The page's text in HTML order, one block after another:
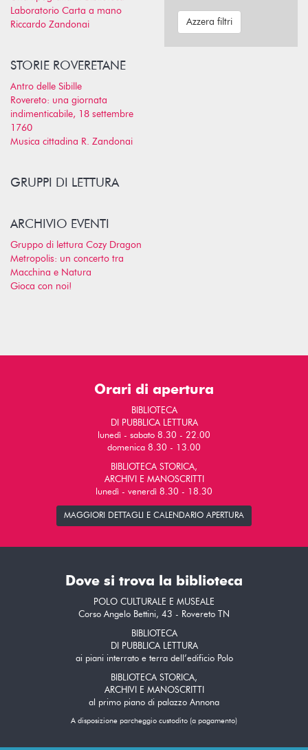
Laboratorio Carta a mano
Riccardo Zandonai
STORIE ROVERETANE
Antro delle Sibille
Rovereto: una giornata
indimenticabile, 18 settembre
1760
Musica cittadina R. Zandonai
GRUPPI DI LETTURA
ARCHIVIO EVENTI
Gruppo di lettura Cozy Dragon
Metropolis: un concerto tra
Macchina e Natura
Gioca con noi!
Azzera filtri
Orari di apertura
BIBLIOTECA
DI PUBBLICA LETTURA
lunedì - sabato 8.30 - 22.00
domenica 8.30 - 13.00
BIBLIOTECA STORICA,
ARCHIVI E MANOSCRITTI
lunedì - venerdì 8.30 - 18.30
MAGGIORI DETTAGLI E CALENDARIO APERTURA
Dove si trova la biblioteca
POLO CULTURALE E MUSEALE
Corso Angelo Bettini, 43 - Rovereto TN
BIBLIOTECA
DI PUBBLICA LETTURA
ai piani interrato e terra dell’edificio Polo
BIBLIOTECA STORICA,
ARCHIVI E MANOSCRITTI
al primo piano di palazzo Annona
A disposizione parcheggio custodito (a pagamento)